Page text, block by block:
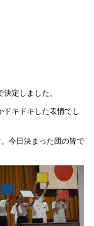
定しました。
ドキドキした表情でし
今日決まった団の皆で